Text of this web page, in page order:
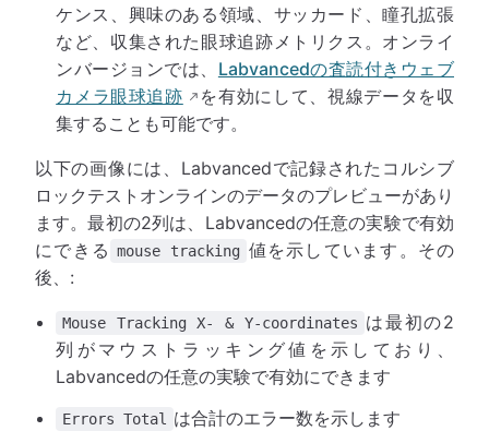
ケンス、興味のある領域、サッカード、瞳孔拡張
など、収集された眼球追跡メトリクス。オンライ
ンバージョンでは、 Labvancedの査読付きウェブ
カメラ眼球追跡
を有効にして、視線データを収
集することも可能です。
以下の画像には、Labvancedで記録されたコルシブ
ロックテストオンラインのデータのプレビューがあり
ます。最初の2列は、Labvancedの任意の実験で有効
にできる mouse tracking 値を示しています。その
後、:
Mouse Tracking X- & Y-coordinates は最初の2
列がマウストラッキング値を示しており、
Labvancedの任意の実験で有効にできます
Errors Total は合計のエラー数を示します